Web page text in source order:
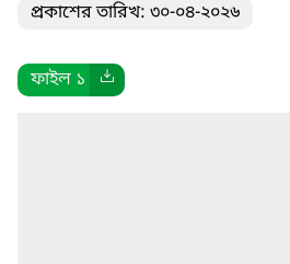
প্রকাশের তারিখ: ৩০-০৪-২০২৬
ফাইল ১